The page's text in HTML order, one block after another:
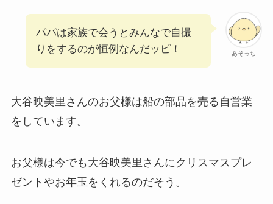
あそっち
パパは家族で会うとみんなで自撮
りをするのが恒例なんだッピ！
大谷映美里さんのお父様は船の部品を売る自営業
をしています。
お父様は今でも大谷映美里さんにクリスマスプレ
ゼントやお年玉をくれるのだそう。